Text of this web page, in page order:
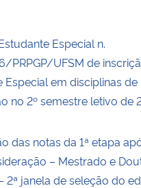
Especial n.
UFSM de
Especial em disciplinas de
no 2º semestre letivo de
das notas da 1ª etapa
– Mestrado e
2ª janela de seleção do